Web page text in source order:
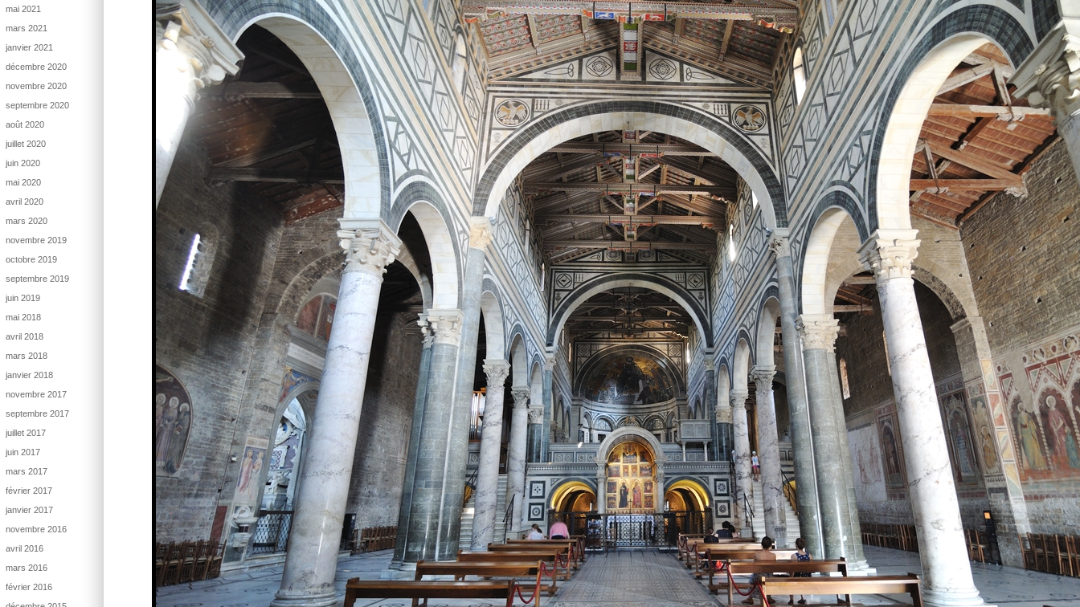
mai 2021
mars 2021
janvier 2021
décembre 2020
novembre 2020
septembre 2020
août 2020
juillet 2020
juin 2020
mai 2020
avril 2020
mars 2020
novembre 2019
octobre 2019
septembre 2019
juin 2019
mai 2018
avril 2018
mars 2018
janvier 2018
novembre 2017
septembre 2017
juillet 2017
juin 2017
mars 2017
février 2017
janvier 2017
novembre 2016
avril 2016
mars 2016
février 2016